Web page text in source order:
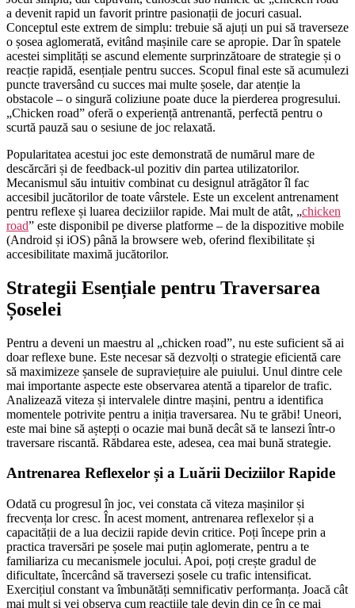
a devenit rapid un favorit printre pasionații de jocuri casual.
Conceptul este extrem de simplu: trebuie să ajuți un pui să traverseze
o șosea aglomerată, evitând mașinile care se apropie. Dar în spatele
acestei simplități se ascund elemente surprinzătoare de strategie și o
reacție rapidă, esențiale pentru succes. Scopul final este să acumulezi
puncte traversând cu succes mai multe șosele, dar atenție la
obstacole – o singură coliziune poate duce la pierderea progresului.
„Chicken road” oferă o experiență antrenantă, perfectă pentru o
scurtă pauză sau o sesiune de joc relaxată.
Popularitatea acestui joc este demonstrată de numărul mare de
descărcări și de feedback-ul pozitiv din partea utilizatorilor.
Mecanismul său intuitiv combinat cu designul atrăgător îl fac
accesibil jucătorilor de toate vârstele. Este un excelent antrenament
pentru reflexe și luarea deciziilor rapide. Mai mult de atât, „chicken
road” este disponibil pe diverse platforme – de la dispozitive mobile
(Android și iOS) până la browsere web, oferind flexibilitate și
accesibilitate maximă jucătorilor.
Strategii Esențiale pentru Traversarea
Șoselei
Pentru a deveni un maestru al „chicken road”, nu este suficient să ai
doar reflexe bune. Este necesar să dezvolți o strategie eficientă care
să maximizeze șansele de supraviețuire ale puiului. Unul dintre cele
mai importante aspecte este observarea atentă a tiparelor de trafic.
Analizează viteza și intervalele dintre mașini, pentru a identifica
momentele potrivite pentru a iniția traversarea. Nu te grăbi! Uneori,
este mai bine să aștepți o ocazie mai bună decât să te lansezi într-o
traversare riscantă. Răbdarea este, adesea, cea mai bună strategie.
Antrenarea Reflexelor și a Luării Deciziilor Rapide
Odată cu progresul în joc, vei constata că viteza mașinilor și
frecvența lor cresc. În acest moment, antrenarea reflexelor și a
capacității de a lua decizii rapide devin critice. Poți începe prin a
practica traversări pe șosele mai puțin aglomerate, pentru a te
familiariza cu mecanismele jocului. Apoi, poți crește gradul de
dificultate, încercând să traversezi șosele cu trafic intensificat.
Exercițiul constant va îmbunătăți semnificativ performanța. Joacă cât
mai mult și vei observa cum reacțiile tale devin din ce în ce mai